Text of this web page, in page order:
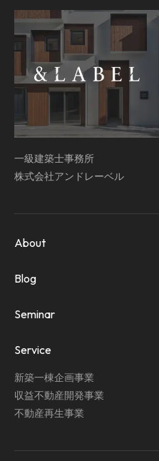
一級建築士事務所
株式会社アンドレーベル
About
Service
新築一棟企画事業
収益不動産開発事業
不動産再生事業
Blog
Seminar